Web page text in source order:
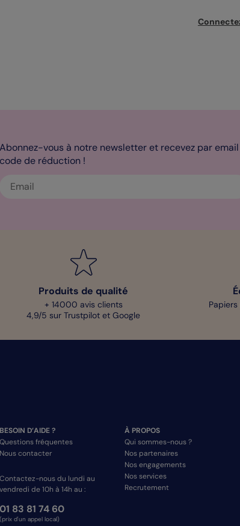
Abonnez-vous à notre newsletter et recevez par
code de réduction !
Produits de qualité
+ 14000 avis clients
4,9/5 sur Trustpilot et Google
BESOIN D’AIDE ?
Questions fréquentes
Nous contacter
Contactez-nous du lundi au
vendredi de 10h à 14h au :
01 83 81 74 60
(prix d'un appel local)
À PROPOS
Qui sommes-nous ?
Nos partenaires
Nos engagements
Nos services
Recrutement